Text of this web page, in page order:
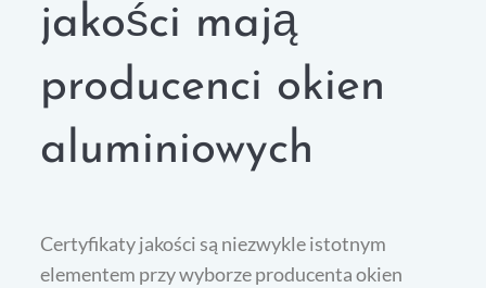
jakości mają
producenci okien
aluminiowych
Certyfikaty jakości są niezwykle istotnym
elementem przy wyborze producenta okien